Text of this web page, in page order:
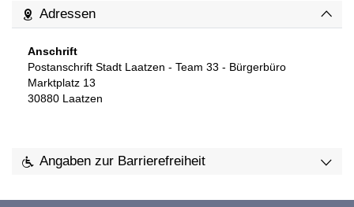
Adressen
Anschrift
Postanschrift Stadt Laatzen - Team 33 - Bürgerbüro
Marktplatz 13
30880 Laatzen
Angaben zur Barrierefreiheit